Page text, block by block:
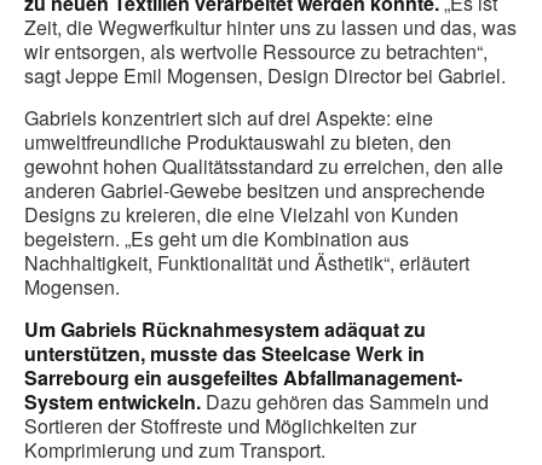
Zeit, die Wegwerfkultur hinter uns zu lassen und das, was
wir entsorgen, als wertvolle Ressource zu betrachten“,
sagt Jeppe Emil Mogensen, Design Director bei Gabriel.
Gabriels konzentriert sich auf drei Aspekte: eine
umweltfreundliche Produktauswahl zu bieten, den
gewohnt hohen Qualitätsstandard zu erreichen, den alle
anderen Gabriel-Gewebe besitzen und ansprechende
Designs zu kreieren, die eine Vielzahl von Kunden
begeistern. „Es geht um die Kombination aus
Nachhaltigkeit, Funktionalität und Ästhetik“, erläutert
Mogensen.
Um Gabriels Rücknahmesystem adäquat zu
unterstützen, musste das Steelcase Werk in
Sarrebourg ein ausgefeiltes Abfallmanagement-
System entwickeln. Dazu gehören das Sammeln und
Sortieren der Stoffreste und Möglichkeiten zur
Komprimierung und zum Transport.